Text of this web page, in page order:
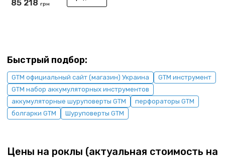
85 218 грн
Быстрый подбор:
GTM официальный сайт (магазин) Украина
GTM инструмент
GTM набор аккумуляторных инструментов
аккумуляторные шуруповерты GTM
перфораторы GTM
болгарки GTM
Шуруповерты GTM
Цены на роклы (актуальная стоимость на